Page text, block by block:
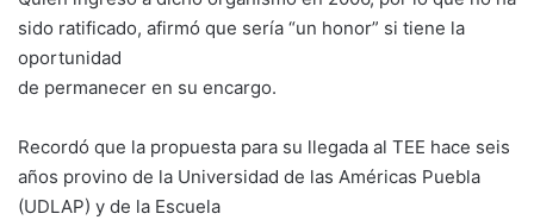
sido ratificado, afirmó que sería “un honor” si tiene la
oportunidad
de permanecer en su encargo.
Recordó que la propuesta para su llegada al TEE hace seis
años provino de la Universidad de las Américas Puebla
(UDLAP) y de la Escuela